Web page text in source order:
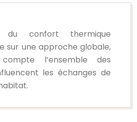
du confort thermique
sur une approche globale,
l’ensemble des
les échanges de